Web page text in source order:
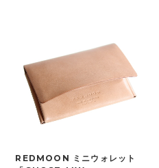
REDMOON ミニウォレット